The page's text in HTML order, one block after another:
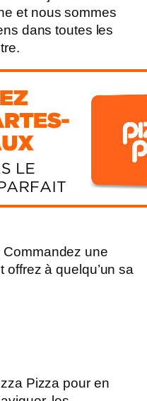
et nous sommes
dans toutes les
une
à quelqu’un sa
Pizza pour en